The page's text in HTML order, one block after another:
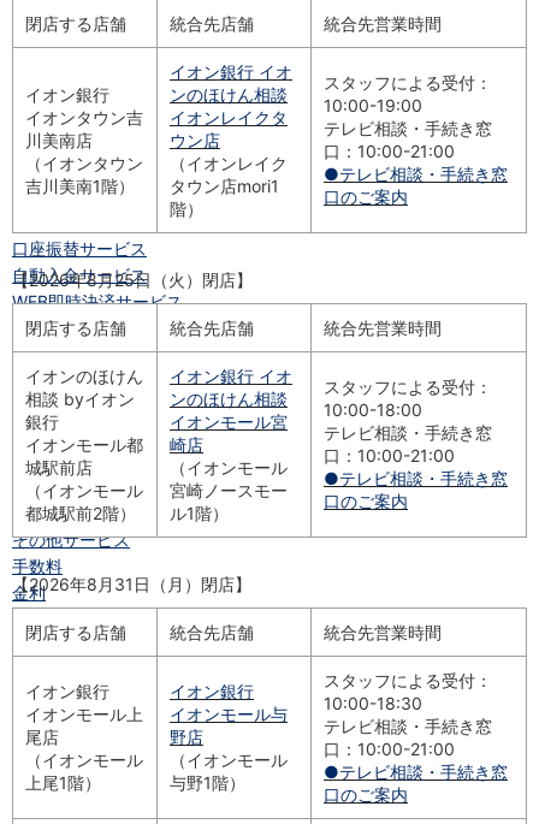
通帳アプリ
イオングループアプリ
iAEON
AEON Pay
支払・入金・サービス
支払・入金 TOP
口座振替サービス
自動入金サービス
WEB即時決済サービス
スマホ決済アプリ
公営競技
サービス
Myステージ
相続・税務のご相談
電子マネーWAON
セキュリティ
インボイス
その他サービス
手数料
金利
店舗・ATM
北海道・東北
北海道
青森県 青森県
岩手県 岩手県
閉店する店舗 統合先店舗 統合先営業時間
イオン銀行
イオンタウン吉
川美南店
（イオンタウン
吉川美南1階）
イオン銀行 イオ
ンのほけん相談
イオンレイクタ
ウン店
（イオンレイク
タウン店mori1
階）
スタッフによる受付：
10:00-19:00
テレビ相談・手続き窓
口：10:00-21:00
●テレビ相談・手続き窓
口のご案内
【2026年8月25日（火）閉店】
閉店する店舗 統合先店舗 統合先営業時間
イオンのほけん
相談 byイオン
銀行
イオンモール都
城駅前店
（イオンモール
都城駅前2階）
イオン銀行 イオ
ンのほけん相談
イオンモール宮
崎店
（イオンモール
宮崎ノースモー
ル1階）
スタッフによる受付：
10:00-18:00
テレビ相談・手続き窓
口：10:00-21:00
●テレビ相談・手続き窓
口のご案内
【2026年8月31日（月）閉店】
閉店する店舗 統合先店舗 統合先営業時間
イオン銀行
イオンモール上
尾店
（イオンモール
上尾1階）
イオン銀行
イオンモール与
野店
（イオンモール
与野1階）
スタッフによる受付：
10:00-18:30
テレビ相談・手続き窓
口：10:00-21:00
●テレビ相談・手続き窓
口のご案内